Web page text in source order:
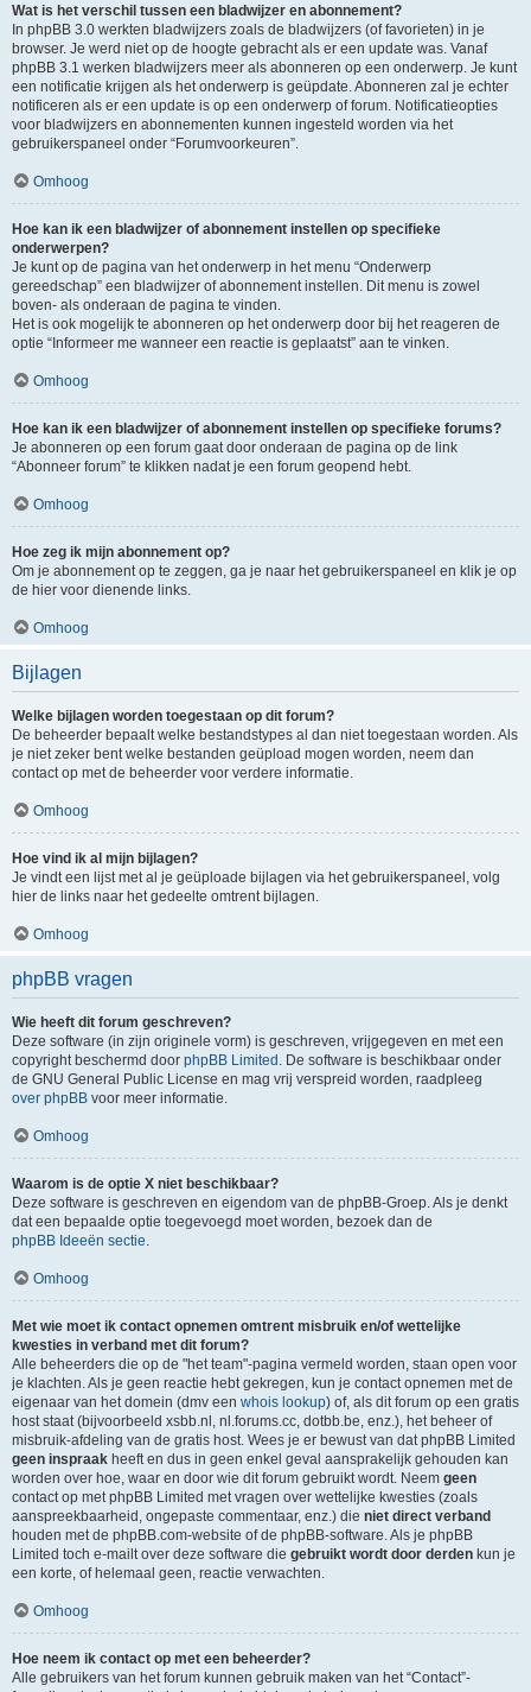
Wat is het verschil tussen een bladwijzer en abonnement?
In phpBB 3.0 werkten bladwijzers zoals de bladwijzers (of favorieten) in je
browser. Je werd niet op de hoogte gebracht als er een update was. Vanaf
phpBB 3.1 werken bladwijzers meer als abonneren op een onderwerp. Je kunt
een notificatie krijgen als het onderwerp is geüpdate. Abonneren zal je echter
notificeren als er een update is op een onderwerp of forum. Notificatieopties
voor bladwijzers en abonnementen kunnen ingesteld worden via het
gebruikerspaneel onder “Forumvoorkeuren”.
Omhoog
Hoe kan ik een bladwijzer of abonnement instellen op specifieke
onderwerpen?
Je kunt op de pagina van het onderwerp in het menu “Onderwerp
gereedschap” een bladwijzer of abonnement instellen. Dit menu is zowel
boven- als onderaan de pagina te vinden.
Het is ook mogelijk te abonneren op het onderwerp door bij het reageren de
optie “Informeer me wanneer een reactie is geplaatst” aan te vinken.
Omhoog
Hoe kan ik een bladwijzer of abonnement instellen op specifieke forums?
Je abonneren op een forum gaat door onderaan de pagina op de link
“Abonneer forum” te klikken nadat je een forum geopend hebt.
Omhoog
Hoe zeg ik mijn abonnement op?
Om je abonnement op te zeggen, ga je naar het gebruikerspaneel en klik je op
de hier voor dienende links.
Omhoog
Bijlagen
Welke bijlagen worden toegestaan op dit forum?
De beheerder bepaalt welke bestandstypes al dan niet toegestaan worden. Als
je niet zeker bent welke bestanden geüpload mogen worden, neem dan
contact op met de beheerder voor verdere informatie.
Omhoog
Hoe vind ik al mijn bijlagen?
Je vindt een lijst met al je geüploade bijlagen via het gebruikerspaneel, volg
hier de links naar het gedeelte omtrent bijlagen.
Omhoog
phpBB vragen
Wie heeft dit forum geschreven?
Deze software (in zijn originele vorm) is geschreven, vrijgegeven en met een
copyright beschermd door phpBB Limited . De software is beschikbaar onder
de GNU General Public License en mag vrij verspreid worden, raadpleeg
over phpBB voor meer informatie.
Omhoog
Waarom is de optie X niet beschikbaar?
Deze software is geschreven en eigendom van de phpBB-Groep. Als je denkt
dat een bepaalde optie toegevoegd moet worden, bezoek dan de
phpBB Ideeën sectie
Omhoog
Met wie moet ik contact opnemen omtrent misbruik en/of wettelijke
kwesties in verband met dit forum?
Alle beheerders die op de "het team"-pagina vermeld worden, staan open voor
je klachten. Als je geen reactie hebt gekregen, kun je contact opnemen met de
eigenaar van het domein (dmv een whois lookup) of, als dit forum op een gratis
host staat (bijvoorbeeld xsbb.nl, nl.forums.cc, dotbb.be, enz.), het beheer of
misbruik-afdeling van de gratis host. Wees je er bewust van dat phpBB Limited
geen inspraak heeft en dus in geen enkel geval aansprakelijk gehouden kan
worden over hoe, waar en door wie dit forum gebruikt wordt. Neem geen
contact op met phpBB Limited met vragen over wettelijke kwesties (zoals
aanspreekbaarheid, ongepaste commentaar, enz.) die niet direct verband
houden met de phpBB.com-website of de phpBB-software. Als je phpBB
Limited toch e-mailt over deze software die gebruikt wordt door derden kun je
een korte, of helemaal geen, reactie verwachten.
Omhoog
Hoe neem ik contact op met een beheerder?
Alle gebruikers van het forum kunnen gebruik maken van het “Contact”-